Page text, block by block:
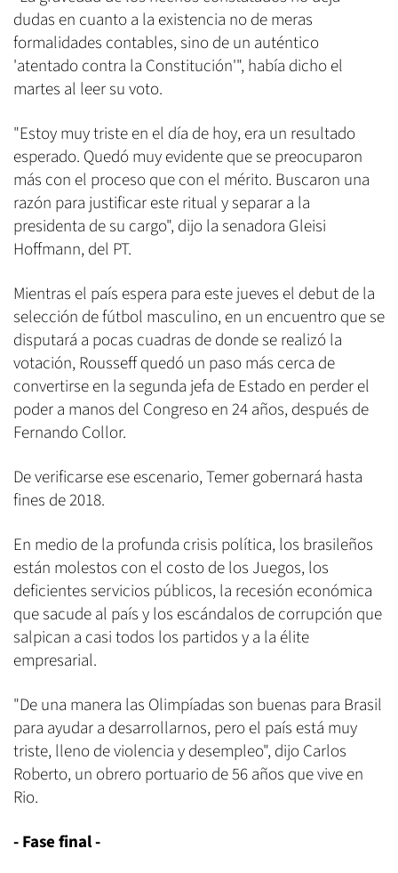
dudas en cuanto a la existencia no de meras
formalidades contables, sino de un auténtico
'atentado contra la Constitución'", había dicho el
martes al leer su voto.
"Estoy muy triste en el día de hoy, era un resultado
esperado. Quedó muy evidente que se preocuparon
más con el proceso que con el mérito. Buscaron una
razón para justificar este ritual y separar a la
presidenta de su cargo", dijo la senadora Gleisi
Hoffmann, del PT.
Mientras el país espera para este jueves el debut de la
selección de fútbol masculino, en un encuentro que se
disputará a pocas cuadras de donde se realizó la
votación, Rousseff quedó un paso más cerca de
convertirse en la segunda jefa de Estado en perder el
poder a manos del Congreso en 24 años, después de
Fernando Collor.
De verificarse ese escenario, Temer gobernará hasta
fines de 2018.
En medio de la profunda crisis política, los brasileños
están molestos con el costo de los Juegos, los
deficientes servicios públicos, la recesión económica
que sacude al país y los escándalos de corrupción que
salpican a casi todos los partidos y a la élite
empresarial.
"De una manera las Olimpíadas son buenas para Brasil
para ayudar a desarrollarnos, pero el país está muy
triste, lleno de violencia y desempleo", dijo Carlos
Roberto, un obrero portuario de 56 años que vive en
Rio.
- Fase final -